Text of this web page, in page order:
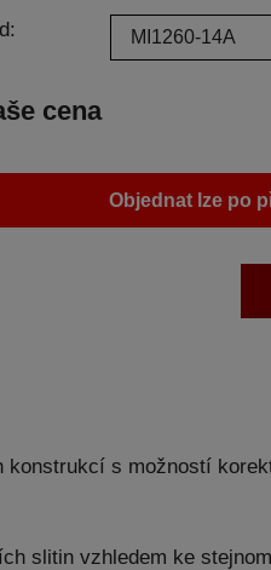
cena
Objednat lze po
s možností
slitin vzhledem ke